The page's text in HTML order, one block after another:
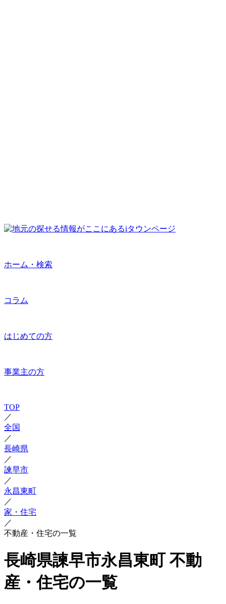
ホーム・検索
コラム
はじめての方
事業主の方
TOP
／
全国
／
長崎県
／
諫早市
／
永昌東町
／
家・住宅
／
不動産・住宅の一覧
長崎県諫早市永昌東町 不動
産・住宅の一覧